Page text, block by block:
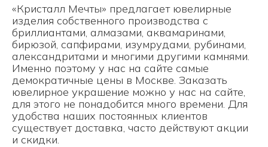
«Кристалл Мечты» предлагает ювелирные
изделия собственного производства с
бриллиантами, алмазами, аквамаринами,
бирюзой, сапфирами, изумрудами, рубинами,
александритами и многими другими камнями.
Именно поэтому у нас на сайте самые
демократичные цены в Москве. Заказать
ювелирное украшение можно у нас на сайте,
для этого не понадобится много времени. Для
удобства наших постоянных клиентов
существует доставка, часто действуют акции
и скидки.